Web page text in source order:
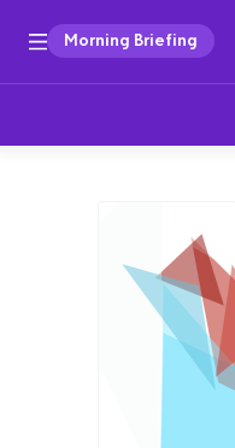
Morning Briefing